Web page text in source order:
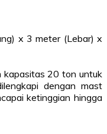
x 3 meter (Lebar) x
kapasitas 20 ton untuk
dengan mast
ketinggian hingga